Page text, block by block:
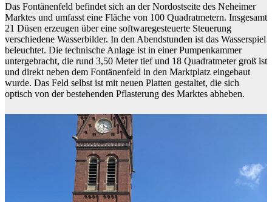
Das Fontänenfeld befindet sich an der Nordostseite des Neheimer
Marktes und umfasst eine Fläche von 100 Quadratmetern. Insgesamt
21 Düsen erzeugen über eine softwaregesteuerte Steuerung
verschiedene Wasserbilder. In den Abendstunden ist das Wasserspiel
beleuchtet. Die technische Anlage ist in einer Pumpenkammer
untergebracht, die rund 3,50 Meter tief und 18 Quadratmeter groß ist
und direkt neben dem Fontänenfeld in den Marktplatz eingebaut
wurde. Das Feld selbst ist mit neuen Platten gestaltet, die sich
optisch von der bestehenden Pflasterung des Marktes abheben.